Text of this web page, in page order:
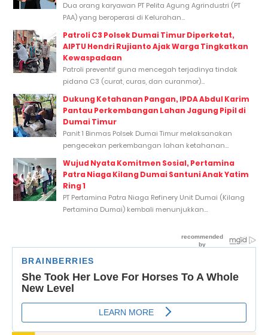
Dua orang karyawan PT Pelita Agung Agrindustri (PT
PAA) yang beroperasi di Kelurahan...
Patroli C3 Polsek Dumai Timur Diperketat,
AIPTU Hendri Rujianto Ajak Warga Tingkatkan
Kewaspadaan
Patroli preventif guna mencegah terjadinya tindak
pidana C3 (curat, curas, dan curanmor)...
Dukung Ketahanan Pangan, IPDA Abdul Karim
Pantau Perkembangan Lahan Jagung Pipil di
Dumai Timur
Panit 1 Binmas Polsek Dumai Timur melaksanakan
pengecekan perkembangan lahan ketahanan...
Wujud Nyata Komitmen Sosial, Pertamina
Patra Niaga Kilang Dumai Santuni Anak Yatim
Ring 1
PT Pertamina Patra Niaga Refinery Unit Dumai (Kilang
Pertamina Dumai) kembali menunjukkan...